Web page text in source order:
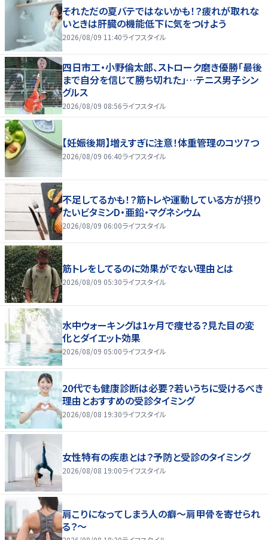
それただの夏バテではないかも！？疲れが取れな
いときは肝臓の機能低下に気をつけよう
2026/08/09 11:40ライフスタイル
四日市工・小野倫太郎、ストローク磨き優勝「最後
まで自分を信じて勝ち切れた」…テニス男子シン
グルス
2026/08/09 08:56ライフスタイル
【妊娠後期】増えすぎに注意！体重管理のコツ７つ
2026/08/09 06:40ライフスタイル
不足してるかも！？筋トレや運動している方が摂り
たいビタミンD・亜鉛・マグネシウム
2026/08/09 06:00ライフスタイル
筋トレをしてるのに効果がでない理由とは
2026/08/09 05:30ライフスタイル
水中ウォーキングは1ヶ月で痩せる？見た目の変
化とダイエット効果
2026/08/09 05:00ライフスタイル
20代でも健康診断は必要？若いうちに受けるべき
理由とおすすめの受診タイミング
2026/08/08 19:30ライフスタイル
女性特有の疾患とは？予防と受診のタイミング
2026/08/08 19:00ライフスタイル
肩こりになってしまう人の癖～肩甲骨を寄せられ
る？～